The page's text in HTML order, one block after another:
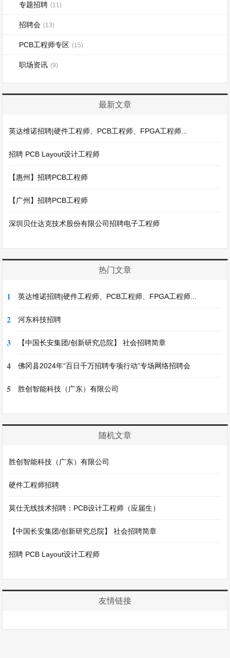
专题招聘 (11)
招聘会 (13)
PCB工程师专区 (15)
职场资讯 (9)
最新文章
英达维诺招聘|硬件工程师、PCB工程师、FPGA工程师...
招聘 PCB Layout设计工程师
【惠州】招聘PCB工程师
【广州】招聘PCB工程师
深圳贝仕达克技术股份有限公司招聘电子工程师
热门文章
1 英达维诺招聘|硬件工程师、PCB工程师、FPGA工程师...
2 河东科技招聘
3 【中国长安集团/创新研究总院】 社会招聘简章
4 佛冈县2024年“百日千万招聘专项行动”专场网络招聘会
5 胜创智能科技（广东）有限公司
随机文章
胜创智能科技（广东）有限公司
硬件工程师招聘
莫仕无线技术招聘：PCB设计工程师（应届生）
【中国长安集团/创新研究总院】 社会招聘简章
招聘 PCB Layout设计工程师
友情链接